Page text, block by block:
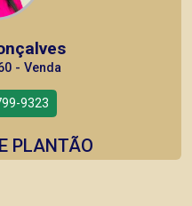
- Venda
9323
PLANTÃO